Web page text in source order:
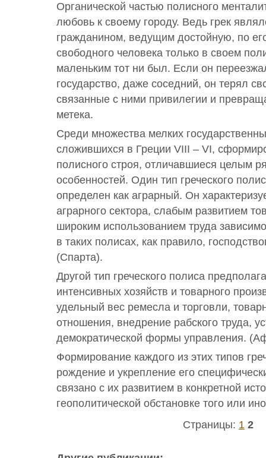
Органической частью полисного
любовь к своему городу. Ведь грек
гражданином, ведущим достойную, по
свободного человека только в своем
маленьким тот ни был. Если он
государство, даже соседний, он терял
связанные с ними привилегии и
метека.
Среди множества мелких
сложившихся в Греции VIII – VI,
полисного строя, отличавшиеся целым
особенностей. Один тип греческого
определен как аграрный. Он
аграрного сектора, слабым развитием
широким использованием труда
в таких полисах, как правило,
(Спарта).
Другой тип греческого полиса
интенсивных хозяйств и товарного
удельный вес ремесла и торговли,
отношения, внедрение рабского труда,
демократической формы управления.
Формирование каждого из этих типов
рождение и укрепление его
связано с их развитием в конкретной
геополитической обстановке того или
Страницы: 1 2